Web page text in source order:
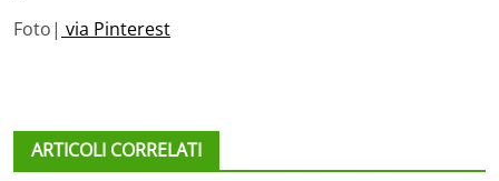
Foto| via Pinterest
ARTICOLI CORRELATI